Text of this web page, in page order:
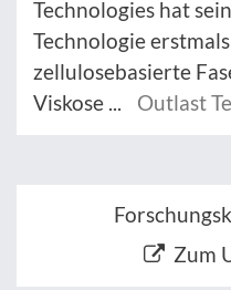
Technologies hat
Technologie
zellulosebasierte
Viskose ...
Outlast
Zum